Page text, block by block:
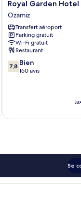
Royal
Garden
Hotel
Ozamiz
Royal Garden Hotel
Ozamiz
Transfert aéroport
Parking gratuit
Wi-Fi gratuit
Restaurant
7.8
sur
7,8 Bien
160 avis
Se